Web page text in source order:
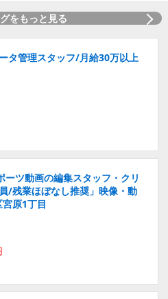
をもっと見る
タ管理スタッフ/月給30万以上
ーツ動画の編集スタッフ・クリ
/残業ほぼなし推奨」映像・動
原1丁目